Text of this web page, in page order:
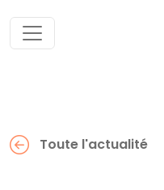
Toute l'actualité